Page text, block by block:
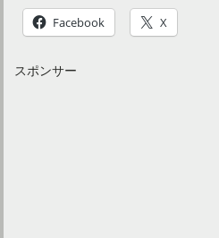
Facebook X
スポンサー